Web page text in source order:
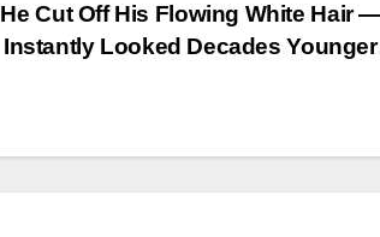
He Cut Off His Flowing White Hair
Instantly Looked Decades